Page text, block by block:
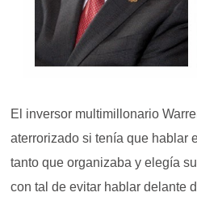
El inversor multimillonario
aterrorizado si tenía que hablar
tanto que organizaba y elegía
con tal de evitar hablar delante